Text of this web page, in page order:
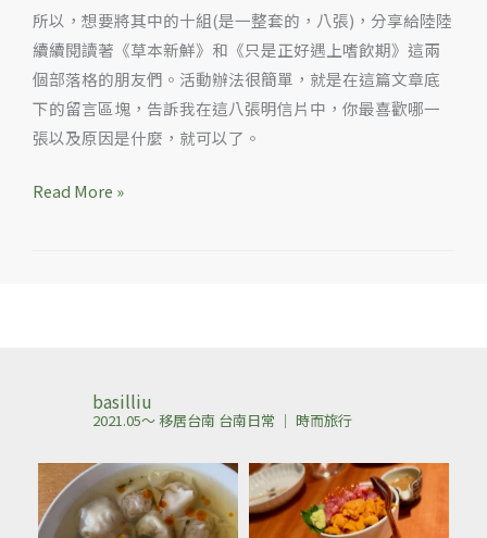
所以，想要將其中的十組(是一整套的，八張)，分享給陸陸
續續閱讀著《草本新鮮》和《只是正好遇上嗜飲期》這兩
個部落格的朋友們。活動辦法很簡單，就是在這篇文章底
下的留言區塊，告訴我在這八張明信片中，你最喜歡哪一
張以及原因是什麼，就可以了。
及
贈
送
活
動
Read More »
basilliu
2021.05～ 移居台南 台南日常 ｜ 時而旅行